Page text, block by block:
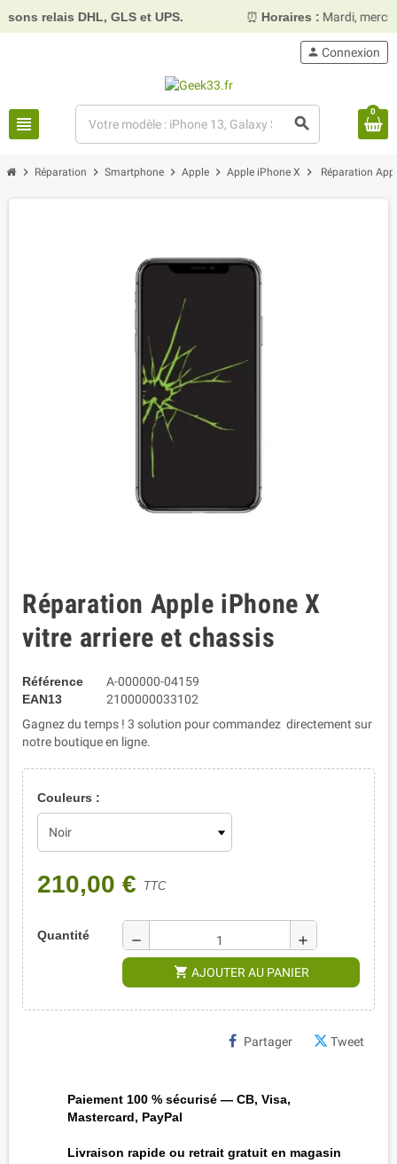
relais DHL, GLS et UPS. Horaires :Mardi, mercredi
view_headline search
person Connexion
0
chevron_right Réparation chevron_right Smartphone chevron_right Apple chevron_right Apple iPhone X chevron_right Réparation
Réparation Apple iPhone X
vitre arriere et chassis
Référence
A-000000-04159
EAN13
2100000033102
Gagnez du temps ! 3 solution pour commandez directement sur
notre boutique en ligne.
Couleurs :
210,00 € TTC
Quantité remove add
shopping_cart AJOUTER AU PANIER
Partager Tweet
Paiement 100 % sécurisé — CB, Visa,
Mastercard, PayPal
Livraison rapide ou retrait gratuit en magasin